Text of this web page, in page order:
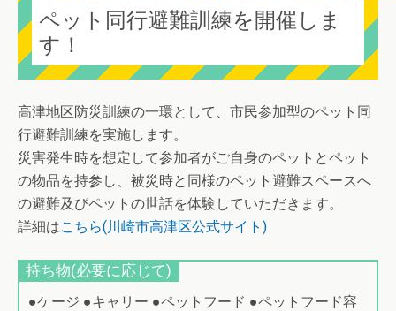
ペット同行避難訓練を開催しま
す！
高津地区防災訓練の一環として、市民参加型のペット同
行避難訓練を実施します。
災害発生時を想定して参加者がご自身のペットとペット
の物品を持参し、被災時と同様のペット避難スペースへ
の避難及びペットの世話を体験していただきます。
詳細はこちら(川崎市高津区公式サイト)
持ち物(必要に応じて)
●ケージ ●キャリー ●ペットフード ●ペットフード容